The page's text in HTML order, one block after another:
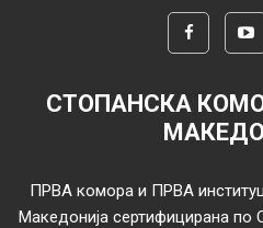
СТОПАНСКА
ПРВА комора и ПРВА
Македонија сертифицирана